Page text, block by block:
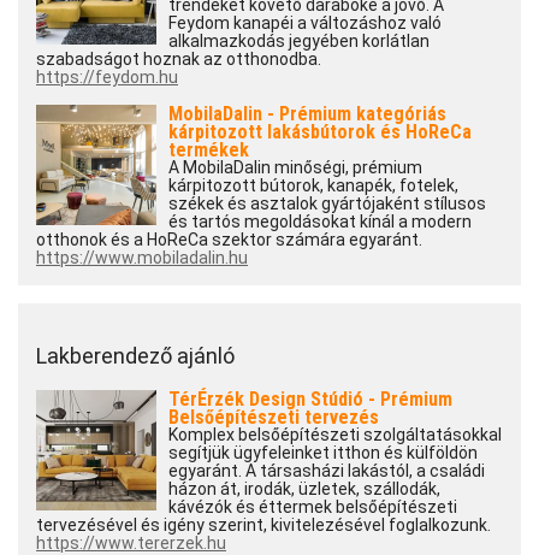
trendeket követő daraboké a jövő. A
Feydom kanapéi a változáshoz való
alkalmazkodás jegyében korlátlan
szabadságot hoznak az otthonodba.
https://feydom.hu
MobilaDalin - Prémium kategóriás
kárpitozott lakásbútorok és HoReCa
termékek
A MobilaDalin minőségi, prémium
kárpitozott bútorok, kanapék, fotelek,
székek és asztalok gyártójaként stílusos
és tartós megoldásokat kínál a modern
otthonok és a HoReCa szektor számára egyaránt.
https://www.mobiladalin.hu
Lakberendező ajánló
TérÉrzék Design Stúdió - Prémium
Belsőépítészeti tervezés
Komplex belsőépítészeti szolgáltatásokkal
segítjük ügyfeleinket itthon és külföldön
egyaránt. A társasházi lakástól, a családi
házon át, irodák, üzletek, szállodák,
kávézók és éttermek belsőépítészeti
tervezésével és igény szerint, kivitelezésével foglalkozunk.
https://www.tererzek.hu